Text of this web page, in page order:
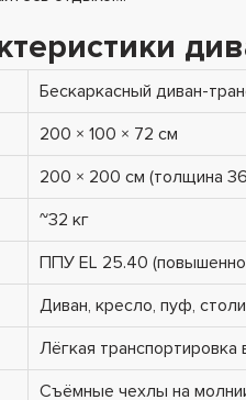
Бескаркасный диван-
200 × 100 × 72 см
200 × 200 см (толщина
~32 кг
ППУ EL 25.40
Диван, кресло, пуф,
Лёгкая
Съёмные чехлы на